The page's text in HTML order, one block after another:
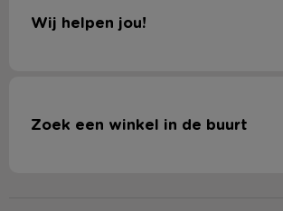
Wij helpen jou!
Zoek een winkel in de buurt